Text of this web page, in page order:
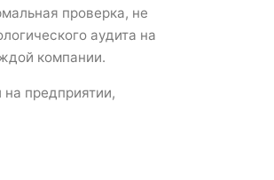
проверка, не
аудита на
компании.
предприятии,